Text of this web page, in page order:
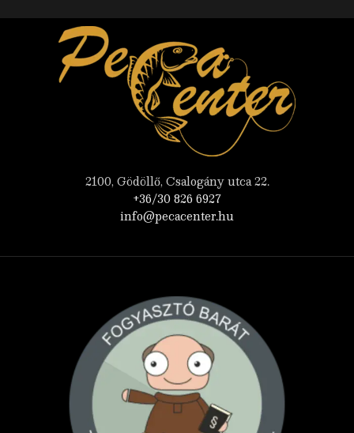
2100, Gödöllő, Csalogány utca 22.
+36/30 826 6927
info@pecacenter.hu